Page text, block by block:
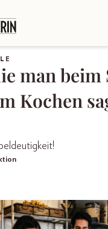
man beim
Kochen